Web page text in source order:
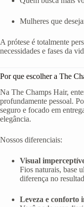
Mulheres que
A prótese é totalmente
necessidades e fases da
Por que escolher a The
Na The Champs Hair,
profundamente pessoal.
seguro e focado em
elegância.
Nossos diferenciais:
Visual
Fios naturais, base
diferença no
Leveza e conforto